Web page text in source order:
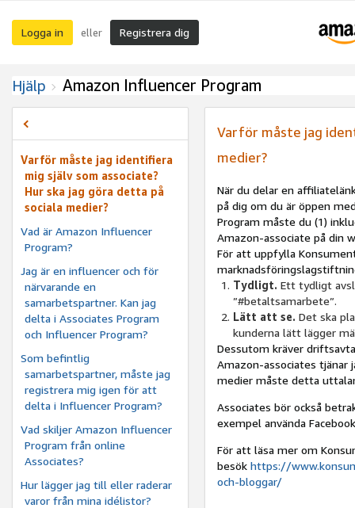
Logga in eller Registrera dig
Hjälp Amazon Influencer Program
Varför måste jag identifiera
mig själv som associate?
Hur ska jag göra detta på
sociala medier?
Vad är Amazon Influencer
Program?
Jag är en influencer och för
närvarande en
samarbetspartner. Kan jag
delta i Associates Program
och Influencer Program?
Som befintlig
samarbetspartner, måste jag
registrera mig igen för att
delta i Influencer Program?
Vad skiljer Amazon Influencer
Program från online
Associates?
Hur lägger jag till eller raderar
varor från mina idélistor?
Varför måste jag
medier?
När du delar en
på dig om du är öppen
Program måste du (1)
Amazon-associate på din
För att uppfylla
Tydligt. Ett tydligt
”#betaltsamarbete”.
Lätt att se. Det ska
kunderna lätt lägger
Dessutom kräver
Amazon-associates tjänar
medier måste detta
Associates bör också
exempel använda
För att läsa mer om
besök https://
och-bloggar/